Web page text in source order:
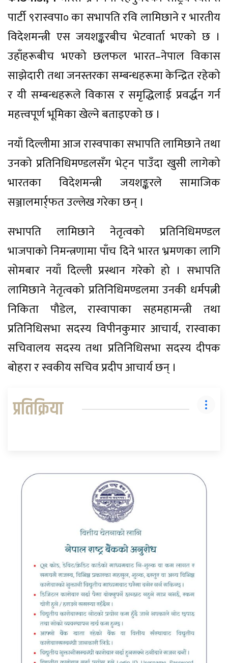
पार्टी ९रास्वपा० का सभापति रवि लामिछाने र भारतीय
विदेशमन्त्री एस जयशङ्करबीच भेटवार्ता भएको छ ।
उहाँहरूबीच भएको छलफल भारत–नेपाल विकास
साझेदारी तथा जनस्तरका सम्बन्धहरूमा केन्द्रित रहेको
र यी सम्बन्धहरूले विकास र समृद्धिलाई प्रवर्द्धन गर्न
महत्त्वपूर्ण भूमिका खेल्ने बताइएको छ ।
नयाँ दिल्लीमा आज रास्वपाका सभापति लामिछाने तथा
उनको प्रतिनिधिमण्डलसँग भेट्न पाउँदा खुसी लागेको
भारतका विदेशमन्त्री जयशङ्करले सामाजिक
सञ्जालमार्र्फत उल्लेख गरेका छन् ।
सभापति लामिछाने नेतृत्वको प्रतिनिधिमण्डल
भाजपाको निमन्त्रणामा पाँच दिने भारत भ्रमणका लागि
सोमबार नयाँ दिल्ली प्रस्थान गरेको हो । सभापति
लामिछाने नेतृत्वको प्रतिनिधिमण्डलमा उनकी धर्मपत्नी
निकिता पौडेल, रास्वापाका सहमहामन्त्री तथा
प्रतिनिधिसभा सदस्य विपीनकुमार आचार्य, रास्वाका
सचिवालय सदस्य तथा प्रतिनिधिसभा सदस्य दीपक
बोहरा र स्वकीय सचिव प्रदीप आचार्य छन् ।
प्रतिक्रिया